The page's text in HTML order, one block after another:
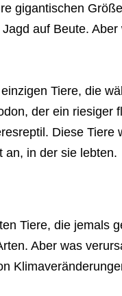
gigantischen
auf Beute.
Tiere, die
der ein riesiger
Diese Tiere
an, in der sie lebten.
Tiere, die jemals
Aber was